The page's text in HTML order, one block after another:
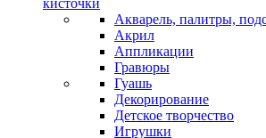
кисточки
Акварель, палитры,
Акрил
Аппликации
Гравюры
Гуашь
Декорирование
Детское творчество
Игрушки